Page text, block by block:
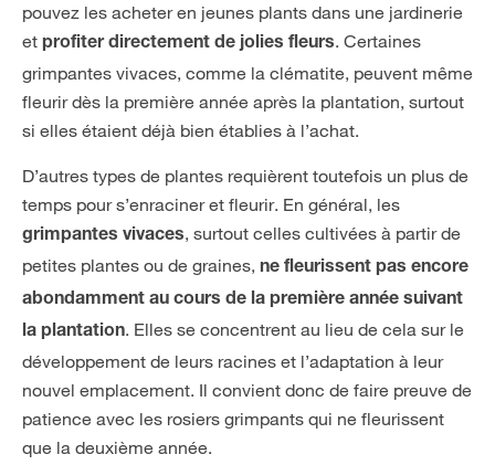
pouvez les acheter en jeunes plants dans une jardinerie
et profiter directement de jolies fleurs. Certaines
grimpantes vivaces, comme la clématite, peuvent même
fleurir dès la première année après la plantation, surtout
si elles étaient déjà bien établies à l’achat.
D’autres types de plantes requièrent toutefois un plus de
temps pour s’enraciner et fleurir. En général, les
grimpantes vivaces, surtout celles cultivées à partir de
petites plantes ou de graines, ne fleurissent pas encore
abondamment au cours de la première année suivant
la plantation. Elles se concentrent au lieu de cela sur le
développement de leurs racines et l’adaptation à leur
nouvel emplacement. Il convient donc de faire preuve de
patience avec les rosiers grimpants qui ne fleurissent
que la deuxième année.